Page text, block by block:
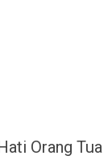
Orang Tua